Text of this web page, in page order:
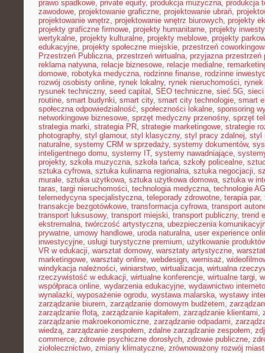
prawo spadkowe, private equity, produkcja muzyczna, produkcja
zawodowe, projektowanie graficzne, projektowanie ubrań,
projektowanie wnętrz, projektowanie wnętrz biurowych, projekty
projekty graficzne firmowe, projekty humanitarne, projekty
wertykalne, projekty kulturalne, projekty meblowe, projekty
edukacyjne, projekty społeczne miejskie, przestrzeń
Przestrzeń Publiczna, przestrzeń wirtualna, przyjazna przestrzeń
reklama natywna, relacje biznesowe, relacje medialne,
domowe, robotyka medyczna, rodzinne finanse, rodzinne
rozwój osobisty online, rynek lokalny, rynek nieruchomości,
rysunek techniczny, seed capital , SEO techniczne, sieć 5G, sieci
routine, smart budynki, smart city, smart city technologie, smart
społeczna odpowiedzialność, społeczności lokalne, sponsoring
networkingowe biznesowe, sprzęt medyczny przenośny, sprzęt
strategia marki, strategia PR, strategie marketingowe, strategie
photography, styl glamour, styl klasyczny, styl pracy zdalnej, styl
naturalne, systemy CRM w sprzedaży, systemy dokumentów,
inteligentnego domu, systemy IT, systemy nawadniające,
projekty, szkoła muzyczna, szkoła tańca, szkoły policealne,
sztuka cyfrowa, sztuka kulinarna regionalna, sztuka negocjacji,
murale, sztuka użytkowa, sztuka użytkowa domowa, sztuka w
taras, targi nieruchomości, technologia medyczna, technologie
telemedycyna specjalistyczna, teleporady zdrowotne, terapia par,
transakcje bezgotówkowe, transformacja cyfrowa, transport
transport luksusowy, transport miejski, transport publiczny, trend
ekstremalna, twórczość artystyczna, ubezpieczenia
prywatne, umowy handlowe, uroda naturalna, user experience
inwestycyjne, usługi turystyczne premium, użytkowanie
VR w edukacji, warsztat domowy, warsztaty artystyczne,
marketingowe, warsztaty online, webdesign, wernisaż,
windykacja należności, winiarstwo, wirtualizacja, wirtualna
rzeczywistość w edukacji, wirtualne konferencje, wirtualne targi,
współpraca online, wydarzenia edukacyjne, wydawnictwo
wynalazki, wyposażenie ogrodu, wystawa malarska, wystawy
zarządzanie biurem, zarządzanie domowym budżetem,
zarządzanie flotą, zarządzanie kapitałem, zarządzanie klientami,
zarządzanie makroekonomiczne, zarządzanie odpadami,
wiedzą, zarządzanie zespołem, zdalne zarządzanie zespołem,
commerce, zdrowie psychiczne dorosłych, zdrowie publiczne,
ziołolecznictwo, zmiany klimatyczne, zrównoważony rozwój miast